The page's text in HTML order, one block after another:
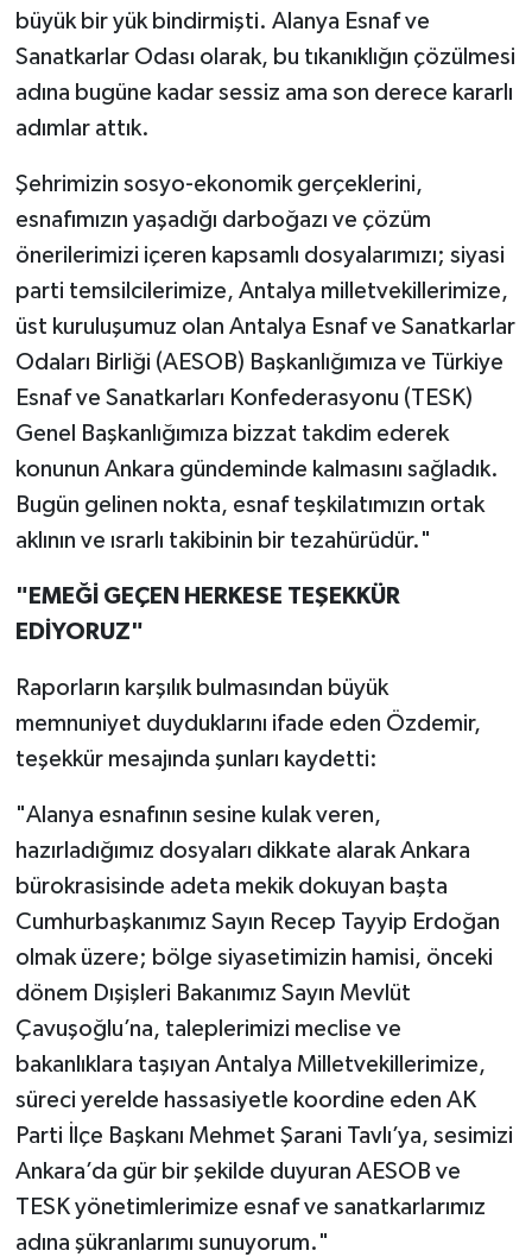
büyük bir yük bindirmişti. Alanya Esnaf ve
Sanatkarlar Odası olarak, bu tıkanıklığın çözülmesi
adına bugüne kadar sessiz ama son derece kararlı
adımlar attık.
​Şehrimizin sosyo-ekonomik gerçeklerini,
esnafımızın yaşadığı darboğazı ve çözüm
önerilerimizi içeren kapsamlı dosyalarımızı; siyasi
parti temsilcilerimize, Antalya milletvekillerimize,
üst kuruluşumuz olan Antalya Esnaf ve Sanatkarlar
Odaları Birliği (AESOB) Başkanlığımıza ve Türkiye
Esnaf ve Sanatkarları Konfederasyonu (TESK)
Genel Başkanlığımıza bizzat takdim ederek
konunun Ankara gündeminde kalmasını sağladık.
Bugün gelinen nokta, esnaf teşkilatımızın ortak
aklının ve ısrarlı takibinin bir tezahürüdür."
​"EMEĞİ GEÇEN HERKESE TEŞEKKÜR
EDİYORUZ"
​Raporların karşılık bulmasından büyük
memnuniyet duyduklarını ifade eden Özdemir,
teşekkür mesajında şunları kaydetti:
"Alanya esnafının sesine kulak veren,
hazırladığımız dosyaları dikkate alarak Ankara
bürokrasisinde adeta mekik dokuyan başta
Cumhurbaşkanımız Sayın Recep Tayyip Erdoğan
olmak üzere; bölge siyasetimizin hamisi, önceki
dönem Dışişleri Bakanımız Sayın Mevlüt
Çavuşoğlu’na, taleplerimizi meclise ve
bakanlıklara taşıyan Antalya Milletvekillerimize,
süreci yerelde hassasiyetle koordine eden AK
Parti İlçe Başkanı Mehmet Şarani Tavlı’ya, sesimizi
Ankara’da gür bir şekilde duyuran AESOB ve
TESK yönetimlerimize esnaf ve sanatkarlarımız
adına şükranlarımı sunuyorum."